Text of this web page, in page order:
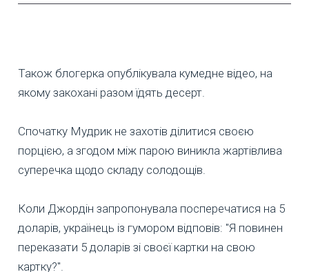
Також блогерка опублікувала кумедне відео, на
якому закохані разом їдять десерт.
Спочатку Мудрик не захотів ділитися своєю
порцією, а згодом між парою виникла жартівлива
суперечка щодо складу солодощів.
Коли Джордін запропонувала посперечатися на 5
доларів, українець із гумором відповів: "Я повинен
переказати 5 доларів зі своєї картки на свою
картку?".